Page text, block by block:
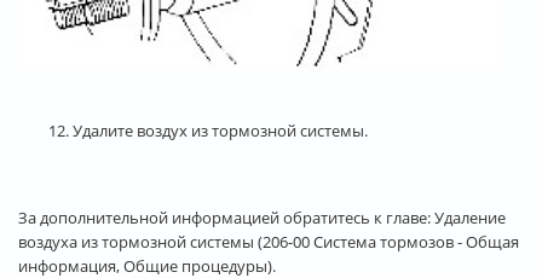
12. Удалите воздух из тормозной системы.
За дополнительной информацией обратитесь к главе: Удаление
воздуха из тормозной системы (206-00 Система тормозов - Общая
информация, Общие процедуры).